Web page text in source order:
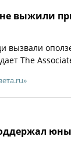
выжили
вызвали
The